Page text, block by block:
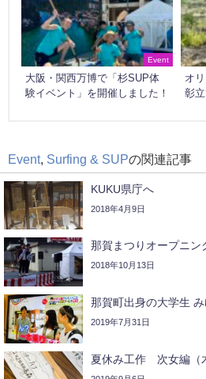
Event
大阪・関西万博で「杉SUP体
験イベント」を開催しました！
オ
彰
Event, Surfing & SUPの関連記事
KUKU県庁へ
2018年4月9日
那賀まつりオープニン
2018年10月13日
那賀町出身の大学生
2019年7月31日
夏休み工作 次女編（